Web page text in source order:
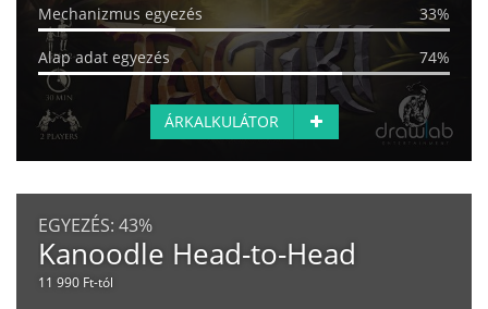
Mechanizmus egyezés 33%
Alap adat egyezés 74%
ÁRKALKULÁTOR
EGYEZÉS: 43%
Kanoodle Head-to-Head
11 990 Ft-tól